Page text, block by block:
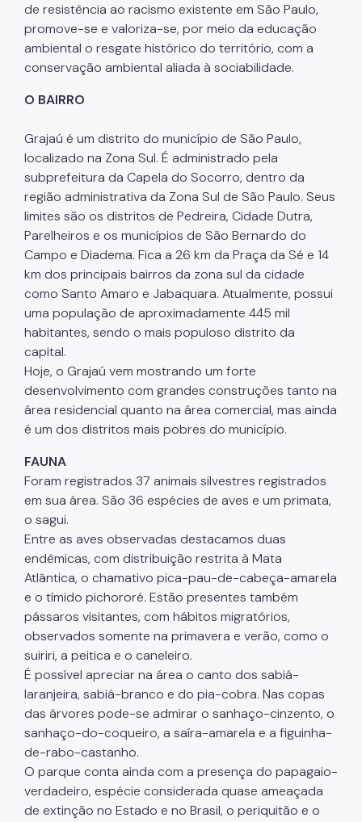
Produtos Perigosos
TCA - Termo de Compromisso Ambiental
Motogeradores
IPVA
Fiscalização Ambiental
Defesa e Valorização Ambiental
TAC - Termo de Ajustamento de Conduta
Mudanças Climáticas
Comitê do Clima
Inventário de GEE
Plano de Ação Climática
COMFROTA-SP
Planos
Mata Atlântica
Arborização Urbana
Áreas Protegidas, Áreas Verdes e Espaços Livres
Plano de Ação Climática
Educação Ambiental
Programas
Município VerdeAzul
Resíduos Sólidos
Legislação
Biblioteca
Ouvidoria Geral
de resistência ao racismo existente em São Paulo,
promove-se e valoriza-se, por meio da educação
ambiental o resgate histórico do território, com a
conservação ambiental aliada à sociabilidade.
O BAIRRO
Grajaú é um distrito do município de São Paulo,
localizado na Zona Sul. É administrado pela
subprefeitura da Capela do Socorro, dentro da
região administrativa da Zona Sul de São Paulo. Seus
limites são os distritos de Pedreira, Cidade Dutra,
Parelheiros e os municípios de São Bernardo do
Campo e Diadema. Fica a 26 km da Praça da Sé e 14
km dos principais bairros da zona sul da cidade
como Santo Amaro e Jabaquara. Atualmente, possui
uma população de aproximadamente 445 mil
habitantes, sendo o mais populoso distrito da
capital.
Hoje, o Grajaú vem mostrando um forte
desenvolvimento com grandes construções tanto na
área residencial quanto na área comercial, mas ainda
é um dos distritos mais pobres do município.
FAUNA
Foram registrados 37 animais silvestres registrados
em sua área. São 36 espécies de aves e um primata,
o sagui.
Entre as aves observadas destacamos duas
endêmicas, com distribuição restrita à Mata
Atlântica, o chamativo pica-pau-de-cabeça-amarela
e o tímido pichororé. Estão presentes também
pássaros visitantes, com hábitos migratórios,
observados somente na primavera e verão, como o
suiriri, a peitica e o caneleiro.
É possível apreciar na área o canto dos sabiá-
laranjeira, sabiá-branco e do pia-cobra. Nas copas
das árvores pode-se admirar o sanhaço-cinzento, o
sanhaço-do-coqueiro, a saíra-amarela e a figuinha-
de-rabo-castanho.
O parque conta ainda com a presença do papagaio-
verdadeiro, espécie considerada quase ameaçada
de extinção no Estado e no Brasil, o periquitão e o